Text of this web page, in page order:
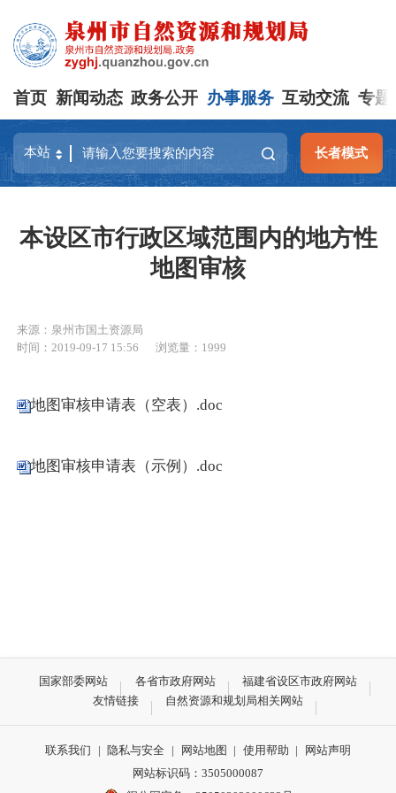
首页 新闻动态 政务公开 办事服务 互动交流 专题
长者模式
本设区市行政区域范围内的地方性
地图审核
来源：泉州市国土资源局
时间：2019-09-17 15:56
浏览量： 1999
地图审核申请表（空表）.doc
地图审核申请表（示例）.doc
国家部委网站 各省市政府网站
福建省设区市政府网站
友情链接
自然资源和规划局相关网站
联系我们 | 隐私与安全 | 网站地图 | 使用帮助 |
网站声明
网站标识码：3505000087